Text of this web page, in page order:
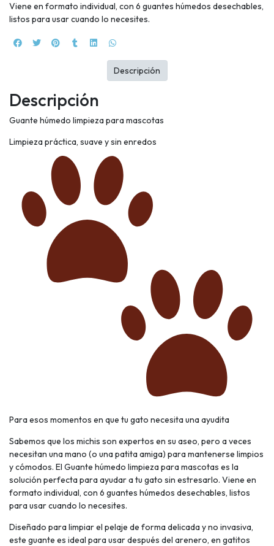
Viene en formato individual, con 6 guantes húmedos desechables,
listos para usar cuando lo necesites.
Descripción
Guante húmedo limpieza para mascotas
Limpieza práctica, suave y sin enredos
Para esos momentos en que tu gato necesita una ayudita
Sabemos que los michis son expertos en su aseo, pero a veces
necesitan una mano (o una patita amiga) para mantenerse limpios
y cómodos. El Guante húmedo limpieza para mascotas es la
solución perfecta para ayudar a tu gato sin estresarlo. Viene en
formato individual, con 6 guantes húmedos desechables, listos
para usar cuando lo necesites.
Diseñado para limpiar el pelaje de forma delicada y no invasiva,
este guante es ideal para usar después del arenero, en gatitos
Descripción